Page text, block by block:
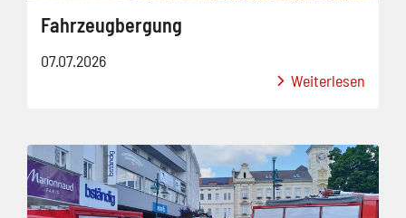
Fahrzeugbergung
07.07.2026
Weiterlesen